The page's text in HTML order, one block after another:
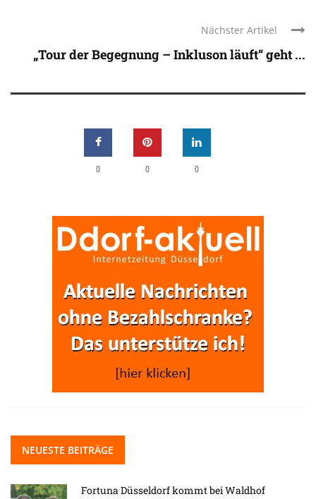
Nächster Artikel
„Tour der Begegnung – Inkluson läuft“ geht ...
0 0 0
NEUESTE BEITRÄGE
Fortuna Düsseldorf kommt bei Waldhof